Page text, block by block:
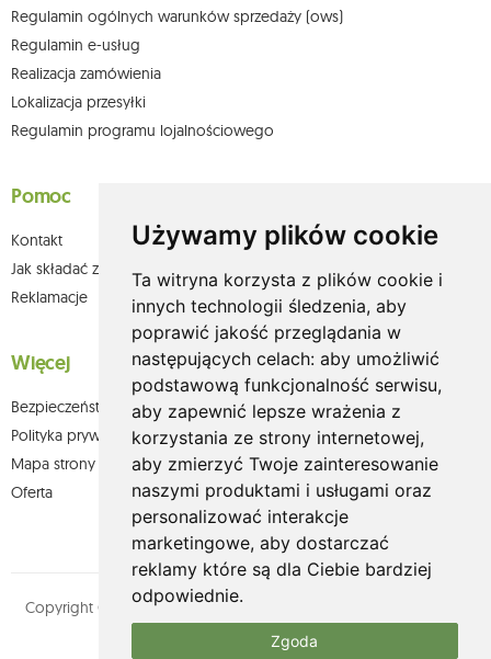
Używamy plików cookie
Ta witryna korzysta z plików cookie i
innych technologii śledzenia, aby
poprawić jakość przeglądania w
następujących celach: aby umożliwić
podstawową funkcjonalność serwisu,
aby zapewnić lepsze wrażenia z
korzystania ze strony internetowej,
aby zmierzyć Twoje zainteresowanie
naszymi produktami i usługami oraz
personalizować interakcje
marketingowe, aby dostarczać
reklamy które są dla Ciebie bardziej
odpowiednie.
Zgoda
Regulamin ogólnych warunków sprzedaży (ows)
Regulamin e-usług
Realizacja zamówienia
Lokalizacja przesyłki
Regulamin programu lojalnościowego
Pomoc
Kontakt
Jak składać zamówienia w sklepie olium.pl?
Reklamacje
Więcej
Bezpieczeństwo płatności
Polityka prywatności
Mapa strony
Oferta
Copyright © olium.pl. Wszystkie prawa zastrzeżone. Designed by
MOUTON interactive